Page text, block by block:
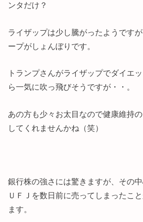
ンタだけ？
ライザップは少し騰がったようです
ープがしょんぼりです。
トランプさんがライザップでダイエ
ら一気に吹っ飛びそうですが・・。
あの方も少々お太目なので健康維持
してくれませんかね（笑）
銀行株の強さには驚きますが、その
ＵＦＪを数日前に売ってしまったこ
ます。